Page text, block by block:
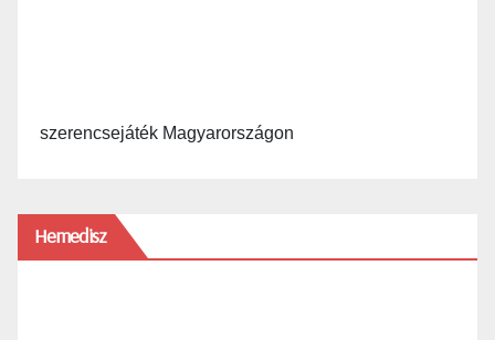
szerencsejáték Magyarországon
Hemedisz